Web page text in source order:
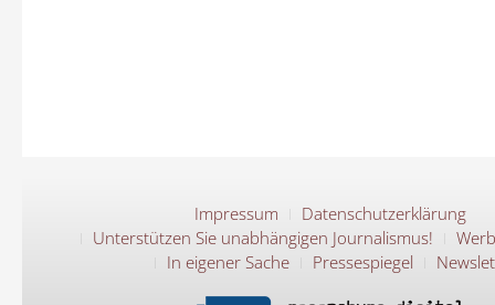
Impressum
Datenschutzerklärung
Unterstützen Sie unabhängigen Journalismus!
In eigener Sache
Pressespiegel